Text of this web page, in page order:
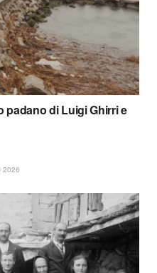
padano di Luigi Ghirri e
2026